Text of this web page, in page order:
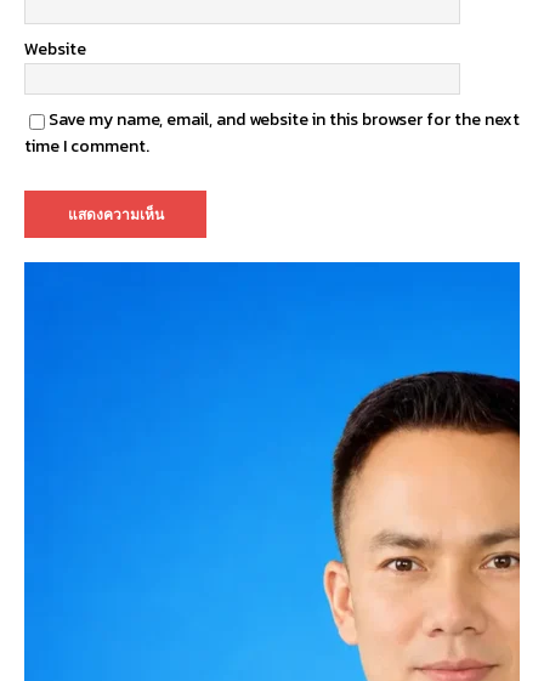
Website
Save my name, email, and website in this browser for the next
time I comment.